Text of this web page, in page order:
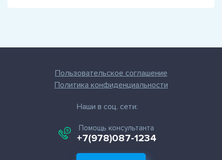
Пользовательское соглашение
Политика конфиденциальности
Наши в соц. сети:
Помощь консультанта
+7(978)087-1234